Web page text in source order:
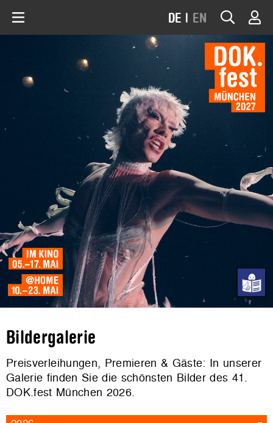
DE | EN
Bildergalerie
Preisverleihungen, Premieren & Gäste: In unserer
Galerie finden Sie die schönsten Bilder des 41.
DOK.fest München 2026.